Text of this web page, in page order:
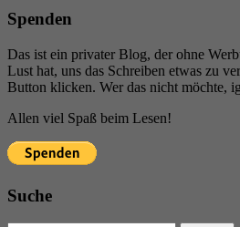
Spenden
Das ist ein privater Blog, der ohne
Lust hat, uns das Schreiben etwas zu
Button klicken. Wer das nicht möchte,
Allen viel Spaß beim Lesen!
Suche